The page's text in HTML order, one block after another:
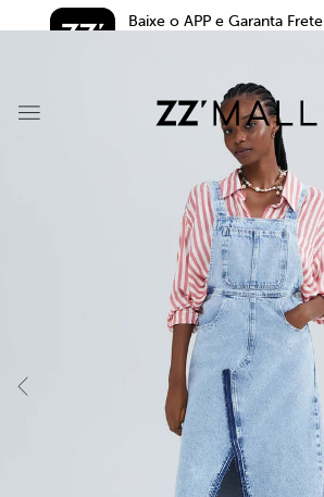
Baixe o APP e Garanta Frete